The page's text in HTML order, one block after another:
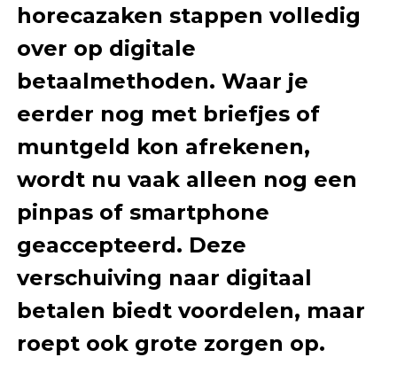
horecazaken stappen volledig
over op digitale
betaalmethoden. Waar je
eerder nog met briefjes of
muntgeld kon afrekenen,
wordt nu vaak alleen nog een
pinpas of smartphone
geaccepteerd. Deze
verschuiving naar digitaal
betalen biedt voordelen, maar
roept ook grote zorgen op.